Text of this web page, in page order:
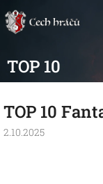
na
obsah
TOP 10
TOP 10
2.10.2025